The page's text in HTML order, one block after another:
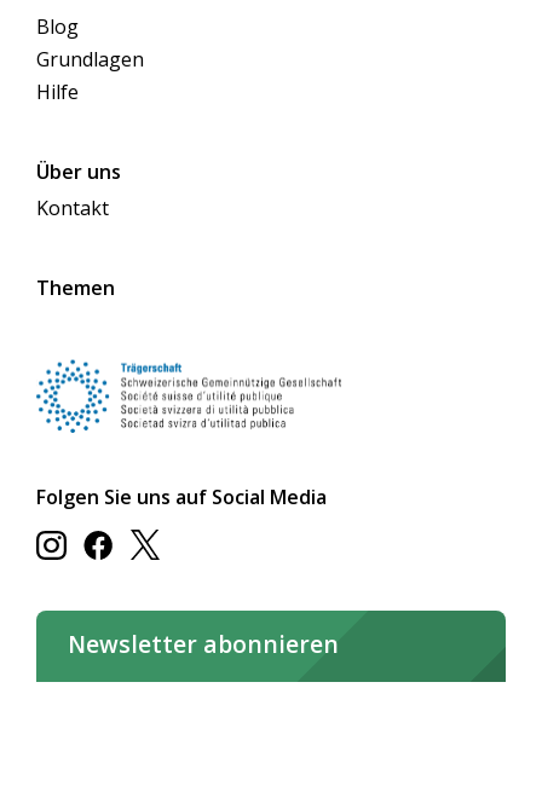
Blog
Grundlagen
Hilfe
Über uns
Kontakt
Themen
Folgen Sie uns auf Social Media
Newsletter abonnieren